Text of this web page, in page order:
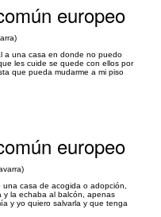
europeo
a una casa en donde no puedo
les cuide se quede con ellos por
que pueda mudarme a mi piso
europeo
casa de acogida o adopción,
y la echaba al balcón, apenas
y yo quiero salvarla y que tenga